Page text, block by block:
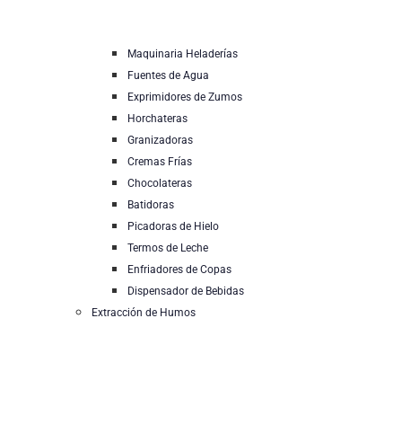
Maquinaria Heladerías
Fuentes de Agua
Exprimidores de Zumos
Horchateras
Granizadoras
Cremas Frías
Chocolateras
Batidoras
Picadoras de Hielo
Termos de Leche
Enfriadores de Copas
Dispensador de Bebidas
Extracción de Humos